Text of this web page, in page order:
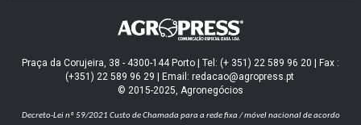
Praça da Corujeira, 38 - 4300-144 Porto | Tel: (+ 351) 22 589 96 20 | Fax :
(+351) 22 589 96 29 | Email: redacao@agropress.pt
© 2015-2025, Agronegócios
Decreto-Lei nº 59/2021 Custo de Chamada para a rede fixa / móvel nacional de acordo